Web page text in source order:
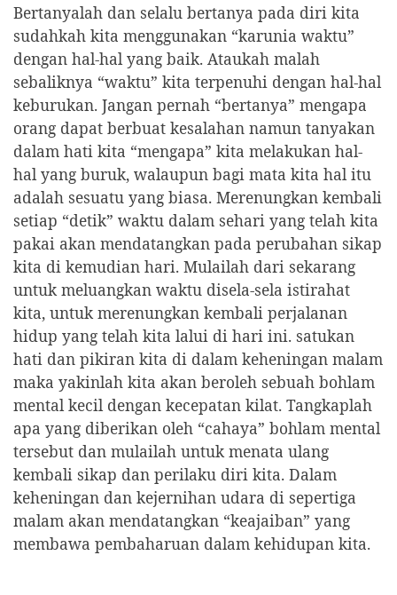
Bertanyalah dan selalu bertanya pada diri kita
sudahkah kita menggunakan “karunia waktu”
dengan hal-hal yang baik. Ataukah malah
sebaliknya “waktu” kita terpenuhi dengan hal-hal
keburukan. Jangan pernah “bertanya” mengapa
orang dapat berbuat kesalahan namun tanyakan
dalam hati kita “mengapa” kita melakukan hal-
hal yang buruk, walaupun bagi mata kita hal itu
adalah sesuatu yang biasa. Merenungkan kembali
setiap “detik” waktu dalam sehari yang telah kita
pakai akan mendatangkan pada perubahan sikap
kita di kemudian hari. Mulailah dari sekarang
untuk meluangkan waktu disela-sela istirahat
kita, untuk merenungkan kembali perjalanan
hidup yang telah kita lalui di hari ini. satukan
hati dan pikiran kita di dalam keheningan malam
maka yakinlah kita akan beroleh sebuah bohlam
mental kecil dengan kecepatan kilat. Tangkaplah
apa yang diberikan oleh “cahaya” bohlam mental
tersebut dan mulailah untuk menata ulang
kembali sikap dan perilaku diri kita. Dalam
keheningan dan kejernihan udara di sepertiga
malam akan mendatangkan “keajaiban” yang
membawa pembaharuan dalam kehidupan kita.